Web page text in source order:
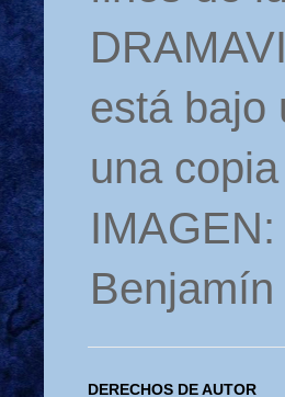
está bajo
una
DERECHOS DE AUTOR